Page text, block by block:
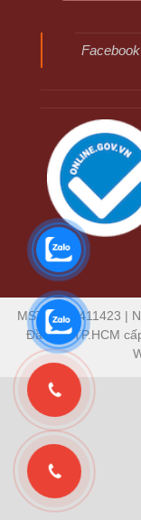
Facebook
MST: 0306411423 |
Đầu Tư TP.HCM